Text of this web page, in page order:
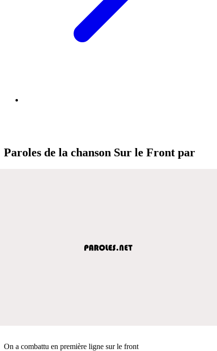
Paroles de la chanson Sur le Front par
On a combattu en première ligne sur le front